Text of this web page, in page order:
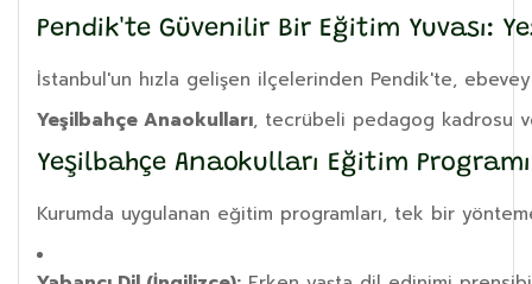
Pendik'te Güvenilir Bir Eğitim Yuvası:
İstanbul'un hızla gelişen ilçelerinden Pendik'te,
Yeşilbahçe Anaokulları, tecrübeli pedagog kadrosu
Yeşilbahçe Anaokulları Eğitim
Kurumda uygulanan eğitim programları, tek bir